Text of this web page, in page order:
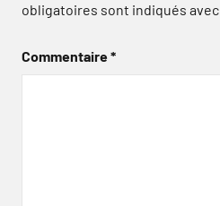
obligatoires sont indiqués avec
Commentaire*